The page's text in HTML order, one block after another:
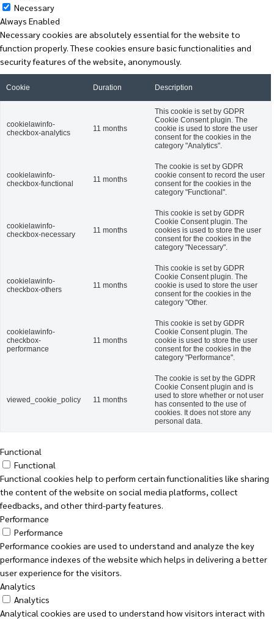
Necessary
Always Enabled
Necessary cookies are absolutely essential for the website to
function properly. These cookies ensure basic functionalities and
security features of the website, anonymously.
Cookie Duration Description
cookielawinfo-
checkbox-analytics
11 months
This cookie is set by GDPR
Cookie Consent plugin. The
cookie is used to store the user
consent for the cookies in the
category "Analytics".
cookielawinfo-
checkbox-functional
11 months
The cookie is set by GDPR
cookie consent to record the user
consent for the cookies in the
category "Functional".
cookielawinfo-
checkbox-necessary
11 months
This cookie is set by GDPR
Cookie Consent plugin. The
cookies is used to store the user
consent for the cookies in the
category "Necessary".
cookielawinfo-
checkbox-others
11 months
This cookie is set by GDPR
Cookie Consent plugin. The
cookie is used to store the user
consent for the cookies in the
category "Other.
cookielawinfo-
checkbox-
performance
11 months
This cookie is set by GDPR
Cookie Consent plugin. The
cookie is used to store the user
consent for the cookies in the
category "Performance".
viewed_cookie_policy 11 months
The cookie is set by the GDPR
Cookie Consent plugin and is
used to store whether or not user
has consented to the use of
cookies. It does not store any
personal data.
Functional
Functional
Functional cookies help to perform certain functionalities like sharing
the content of the website on social media platforms, collect
feedbacks, and other third-party features.
Performance
Performance
Performance cookies are used to understand and analyze the key
performance indexes of the website which helps in delivering a better
user experience for the visitors.
Analytics
Analytics
Analytical cookies are used to understand how visitors interact with